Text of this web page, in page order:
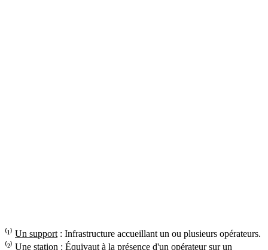
⁽¹⁾ Un support : Infrastructure accueillant un ou plusieurs opérateurs.
⁽²⁾ Une station : Équivaut à la présence d'un opérateur sur un